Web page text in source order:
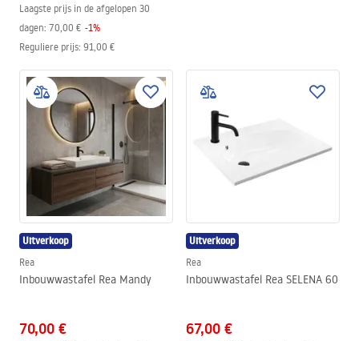
Laagste prijs in de afgelopen 30
dagen: 70,00 € -1%
Reguliere prijs: 91,00 €
Uitverkoop
Rea
Inbouwwastafel Rea Mandy
70,00 €
Uitverkoop
Rea
Inbouwwastafel Rea SELENA 60
67,00 €